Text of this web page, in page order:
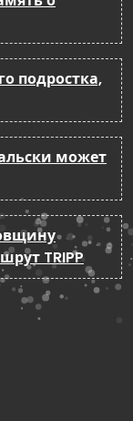
подростка,
может
TRIPP